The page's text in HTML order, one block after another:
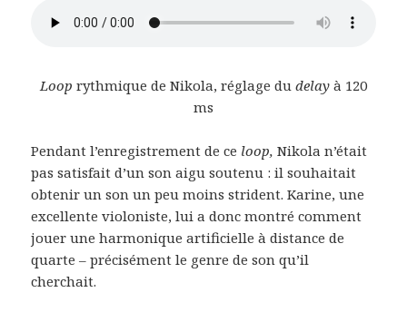
Loop rythmique de Nikola, réglage du delay à 120
ms
Pendant l’enregistrement de ce loop,Nikola n’était
pas satisfait d’un son aigu soutenu : il souhaitait
obtenir un son un peu moins strident. Karine, une
excellente violoniste, lui a donc montré comment
jouer une harmonique artificielle à distance de
quarte – précisément le genre de son qu’il
cherchait.